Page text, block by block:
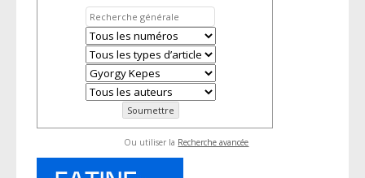
Ou utiliser la Recherche avancée